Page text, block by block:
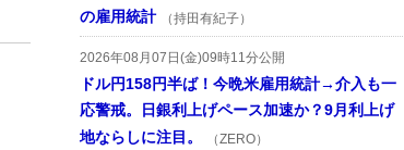
の雇用統計
（持田有紀子）
2026年08月07日(金)09時11分公開
ドル円158円半ば！今晩米雇用統計→介入も一
応警戒。日銀利上げペース加速か？9月利上げ
地ならしに注目。
（ZERO）